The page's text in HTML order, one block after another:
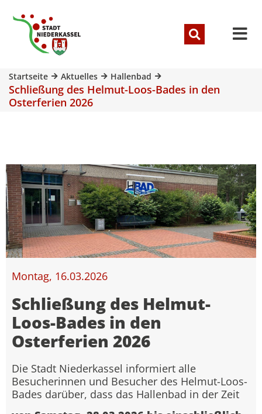
Startseite Aktuelles Hallenbad
Schließung des Helmut-Loos-Bades in den
Osterferien 2026
Montag, 16.03.2026
Schließung des Helmut-
Loos-Bades in den
Osterferien 2026
Die Stadt Niederkassel informiert alle
Besucherinnen und Besucher des Helmut-Loos-
Bades darüber, dass das Hallenbad in der Zeit